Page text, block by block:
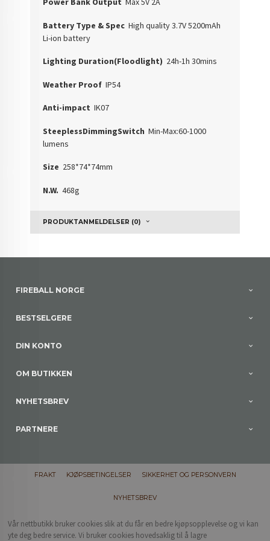
Battery Type & Spec High quality 3.7V 5200mAh
Li-ion battery
Lighting Duration(Floodlight) 24h-1h 30mins
Weather Proof IP54
Anti-impact IK07
SteeplessDimmingSwitch Min-Max:60-1000
lumens
Size 258*74*74mm
N.W. 468g
PRODUKTANMELDELSER (0)
FIREBALL NORGE
BESTSELGERE
DIN KONTO
OM BUTIKKEN
NYHETSBREV
PARTNERE
FRAKT KJØPSBETINGELSER SIKKERHET OG PERSONVERN
NYHETSBREV
Vår nettbutikk bruker cookies slik at du får en bedre kjøpsopplevelse og vi kan
yte deg bedre service. Vi bruker cookies hovedsaklig til å lagre